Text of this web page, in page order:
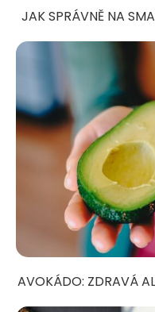
JAK SPRÁVNĚ NA
AVOKÁDO: ZDRAVÁ